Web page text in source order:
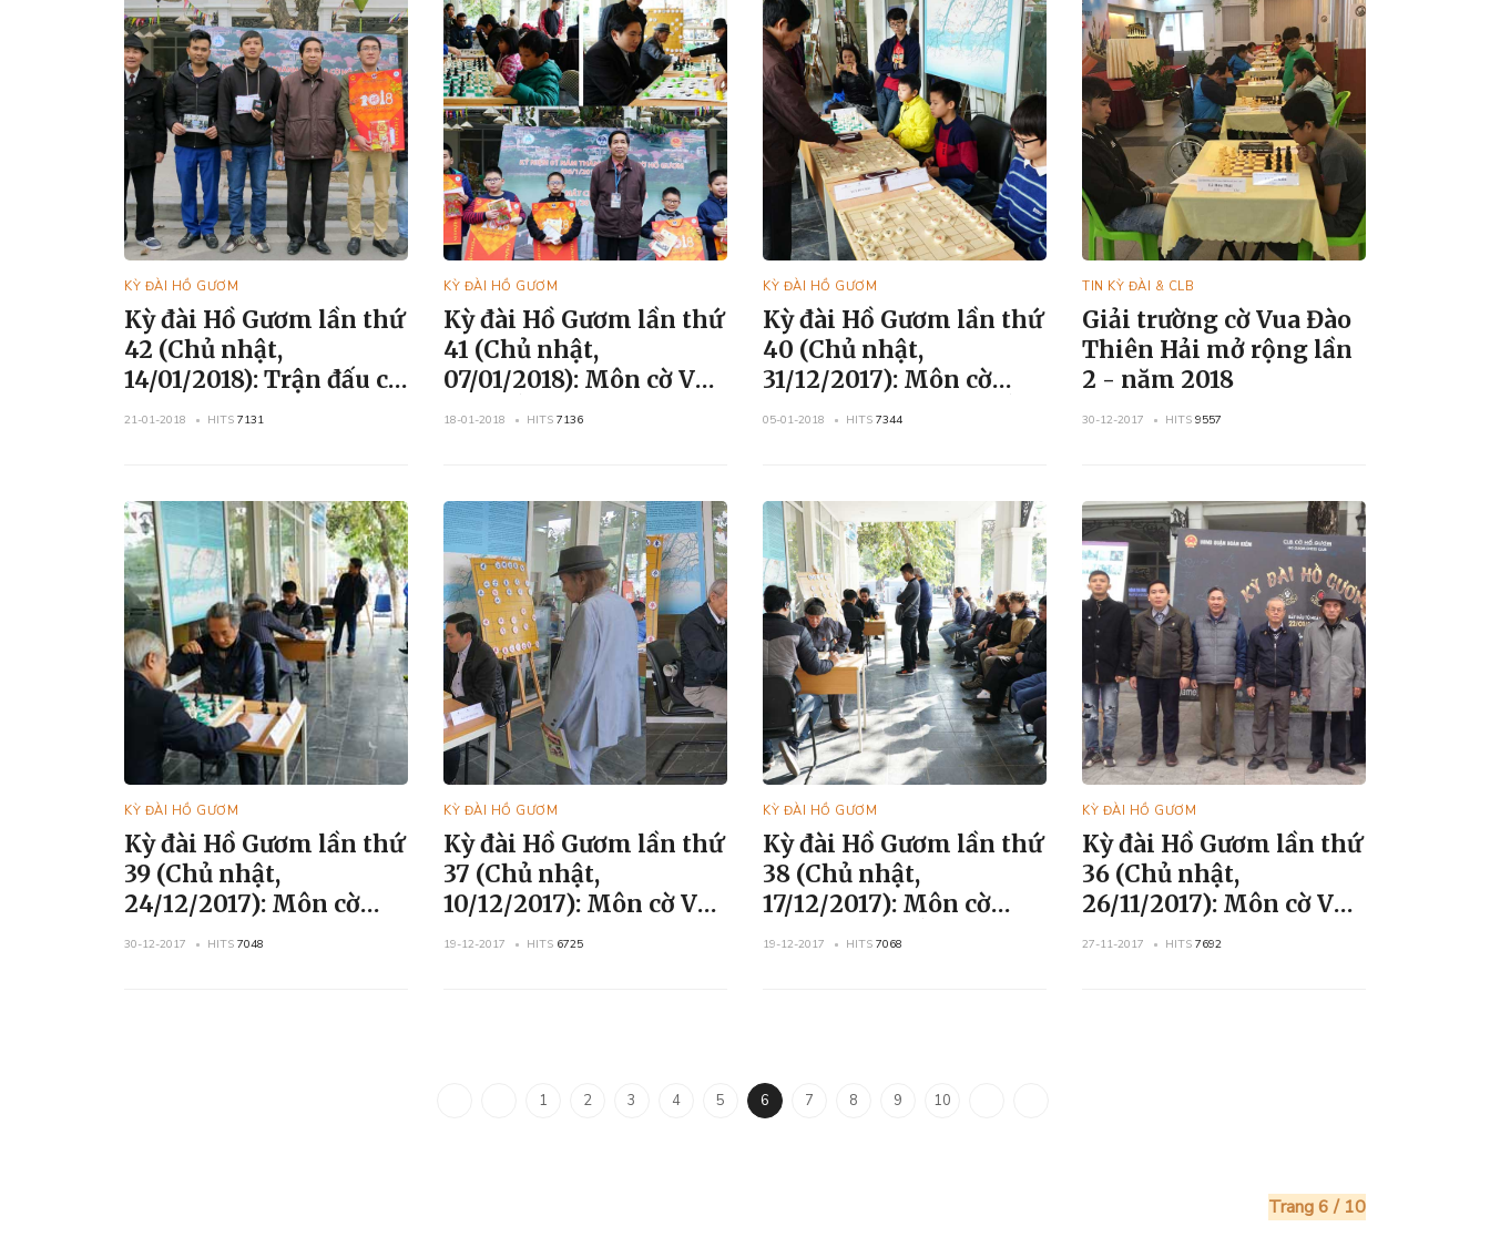
KỲ ĐÀI HỒ GƯƠM
Kỳ đài Hồ Gươm lần thứ
42 (Chủ nhật,
14/01/2018): Trận đấu cờ
Tướng “Tứ kiệt Hà
21-01-2018 HITS 7131
KỲ ĐÀI HỒ GƯƠM
Kỳ đài Hồ Gươm lần thứ
41 (Chủ nhật,
07/01/2018): Môn cờ Vua
và cờ Úp
18-01-2018 HITS 7136
KỲ ĐÀI HỒ GƯƠM
Kỳ đài Hồ Gươm lần thứ
40 (Chủ nhật,
31/12/2017): Môn cờ
Vua, cờ Tướng và cờ Úp
05-01-2018 HITS 7344
TIN KỲ ĐÀI & CLB
Giải trường cờ Vua Đào
Thiên Hải mở rộng lần
2 - năm 2018
30-12-2017 HITS 9557
KỲ ĐÀI HỒ GƯƠM
Kỳ đài Hồ Gươm lần thứ
39 (Chủ nhật,
24/12/2017): Môn cờ
Vua, cờ Tướng
30-12-2017 HITS 7048
KỲ ĐÀI HỒ GƯƠM
Kỳ đài Hồ Gươm lần thứ
37 (Chủ nhật,
10/12/2017): Môn cờ Vua
và cờ Tướng
19-12-2017 HITS 6725
KỲ ĐÀI HỒ GƯƠM
Kỳ đài Hồ Gươm lần thứ
38 (Chủ nhật,
17/12/2017): Môn cờ
Tướng và cờ Úp (2)
19-12-2017 HITS 7068
KỲ ĐÀI HỒ GƯƠM
Kỳ đài Hồ Gươm lần thứ
36 (Chủ nhật,
26/11/2017): Môn cờ Vua
và cờ Tướng
27-11-2017 HITS 7692
1 2 3 4 5 6 7 8 9 10
Trang 6 / 10